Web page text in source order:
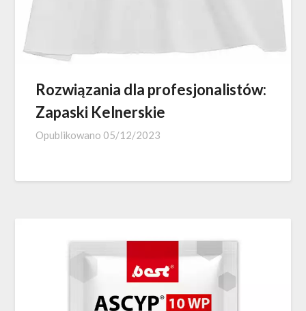
Rozwiązania dla profesjonalistów:
Zapaski Kelnerskie
Opublikowano 05/12/2023